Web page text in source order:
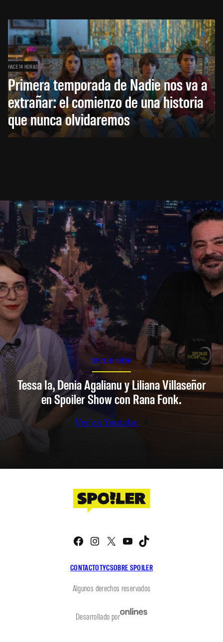
HACE 14 HORAS
Primera temporada de Nadie nos va a
extrañar: el comienzo de una historia
que nunca olvidaremos
SPOILER SHOW
Tessa Ia, Denia Agalianu y Liliana Villaseñor
en Spoiler Show con Rana Fonk.
Ver en Youtube
CONTACTOTYCSOBRE SPOILER
Facebook
Instagram
X YouTube
Algunos derechos reservados
Desarrollado por